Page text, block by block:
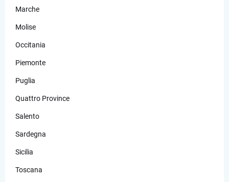
Marche
Molise
Occitania
Piemonte
Puglia
Quattro Province
Salento
Sardegna
Sicilia
Toscana